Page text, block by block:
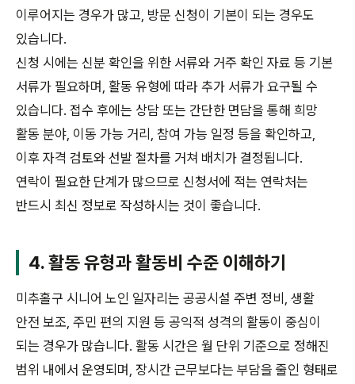
이루어지는 경우가 많고, 방문 신청이 기본이 되는 경우도
있습니다.
신청 시에는 신분 확인을 위한 서류와 거주 확인 자료 등 기본
서류가 필요하며, 활동 유형에 따라 추가 서류가 요구될 수
있습니다. 접수 후에는 상담 또는 간단한 면담을 통해 희망
활동 분야, 이동 가능 거리, 참여 가능 일정 등을 확인하고,
이후 자격 검토와 선발 절차를 거쳐 배치가 결정됩니다.
연락이 필요한 단계가 많으므로 신청서에 적는 연락처는
반드시 최신 정보로 작성하시는 것이 좋습니다.
4. 활동 유형과 활동비 수준 이해하기
미추홀구 시니어 노인 일자리는 공공시설 주변 정비, 생활
안전 보조, 주민 편의 지원 등 공익적 성격의 활동이 중심이
되는 경우가 많습니다. 활동 시간은 월 단위 기준으로 정해진
범위 내에서 운영되며, 장시간 근무보다는 부담을 줄인 형태로